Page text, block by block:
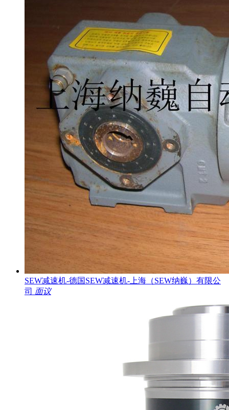
SEW减速机-德国SEW减速机-上海（SEW纳巍）有限公
司 面议